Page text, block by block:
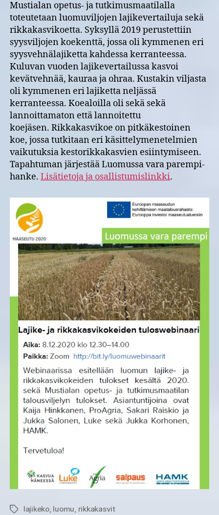
rikkakasvikokeiden
tuloswebinaari
ti
8.12.
klo
12.30-
14
Mustialan opetus- ja tutkimusmaatilalla
toteutetaan luomuviljojen lajikevertailuja sekä
rikkakasvikoetta. Syksyllä 2019 perustettiin
syysviljojen koekenttä, jossa oli kymmenen eri
syysvehnälajiketta kahdessa kerranteessa.
Kuluvan vuoden lajikevertailussa kasvoi
kevätvehnää, kauraa ja ohraa. Kustakin viljasta
oli kymmenen eri lajiketta neljässä
kerranteessa. Koealoilla oli sekä sekä
lannoittamaton että lannoitettu
koejäsen. Rikkakasvikoe on pitkäkestoinen
koe, jossa tutkitaan eri käsittelymenetelmien
vaikutuksia kestorikkakasvien esiintymiseen.
Tapahtuman järjestää Luomussa vara parempi-
hanke. Lisätietoja ja osallistumislinkki.
Avainsanat
lajikeko, luomu, rikkakasvit